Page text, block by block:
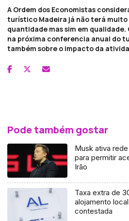
A Ordem dos Economistas
turístico Madeira já não terá muito
quantidade mas sim em
na próxima conferencia anual do
também sobre o impacto da
Pode também gostar
Musk ativa
para permitir
Irão
Taxa extra de
alojamento
contestada